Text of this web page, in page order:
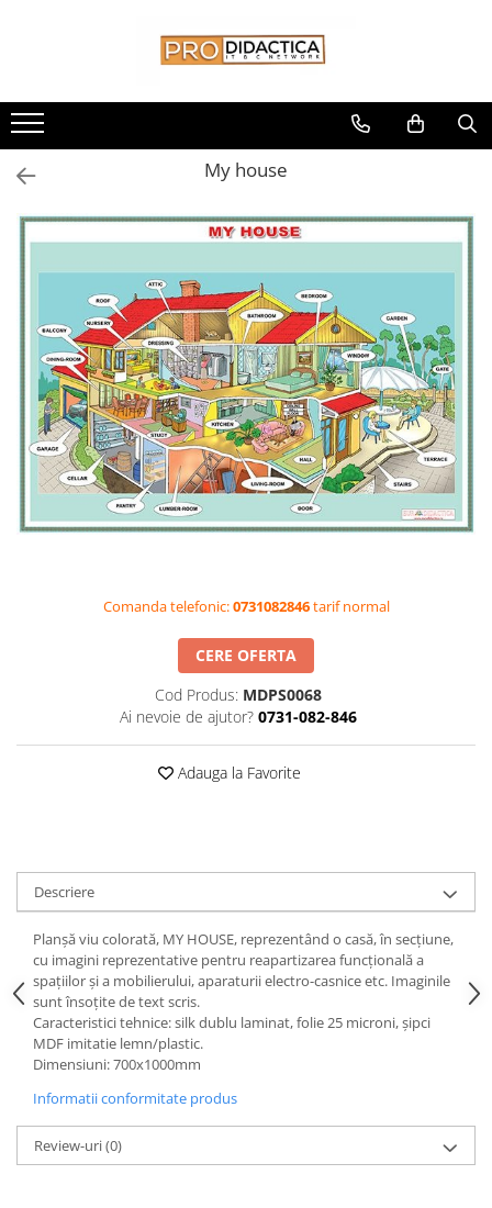
Oferta PNRR/PNRAS
Pachete Echipamente Sali Clasa
Pachete Echipamente Sala Clasa
Table Interactive
Display-uri Interactive
Suporti/Standuri/Accesorii
Imprimante si Multifunctionale
Imprimante si Scanere 3D
Imprimante 3D
Creioane 3D
Accesorii 3D
Camere Documente
Videoproiectoare si Accesorii
Videoconferinta si Colaborare
Camere Videoconferinta
Tehnologie Educationala
Table/Display-uri Interactive
Table Interactive
Display-uri Interactive
Accesorii/Standuri
Videoproiectoare si Echipamente IT
Videoproiectoare
Videoproiectoare
Suporti si Accesorii
Videoproiectoare
Ecrane Proiectie
My house
Comanda telefonic:0731082846tarif normal
CERE OFERTA
Cod Produs: MDPS0068
Ai nevoie de ajutor? 0731-082-846
Adauga la Favorite
Descriere
Planșă viu colorată, MY HOUSE, reprezentând o casă, în secțiune,
cu imagini reprezentative pentru reapartizarea funcțională a
spațiilor și a mobilierului, aparaturii electro-casnice etc. Imaginile
sunt însoțite de text scris.
Caracteristici tehnice: silk dublu laminat, folie 25 microni, şipci
MDF imitatie lemn/plastic.
Dimensiuni: 700x1000mm
Informatii conformitate produs
Review-uri(0)